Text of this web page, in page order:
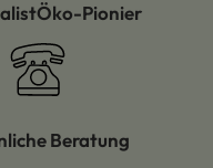
Öko-Pionier
Beratung